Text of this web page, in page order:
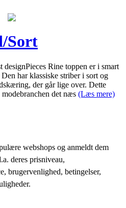
Sort
Rine toppen er i smart
har klassiske striber i sort og
der går lige over. Dette
det næs (Læs mere)
webshops og anmeldt dem
deres prisniveau,
brugervenlighed, betingelser,